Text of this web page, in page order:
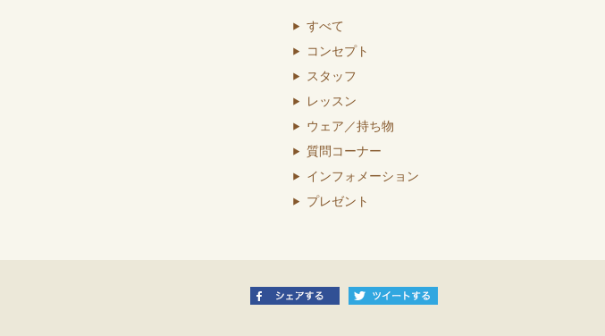
すべて
コンセプト
スタッフ
レッスン
ウェア／持ち物
質問コーナー
インフォメーション
プレゼント